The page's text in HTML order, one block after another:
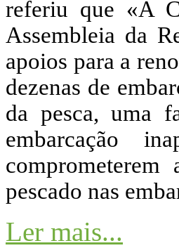
referiu que «A
Assembleia da
apoios para a
dezenas de
da pesca, uma
embarcação
pescado nas
Ler mais...